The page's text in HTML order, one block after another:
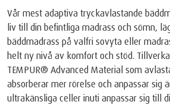
Vår mest adaptiva tryckavlastande
liv till din befintliga madrass och sömn,
bäddmadrass på valfri sovyta eller
helt ny nivå av komfort och stöd.
TEMPUR® Advanced Material som
absorberar mer rörelse och anpassar sig
ultrakänsliga celler inuti anpassar sig till